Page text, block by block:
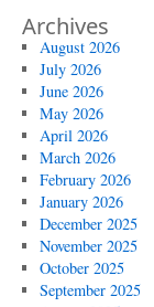
Archives
August 2026
July 2026
June 2026
May 2026
April 2026
March 2026
February 2026
January 2026
December 2025
November 2025
October 2025
September 2025